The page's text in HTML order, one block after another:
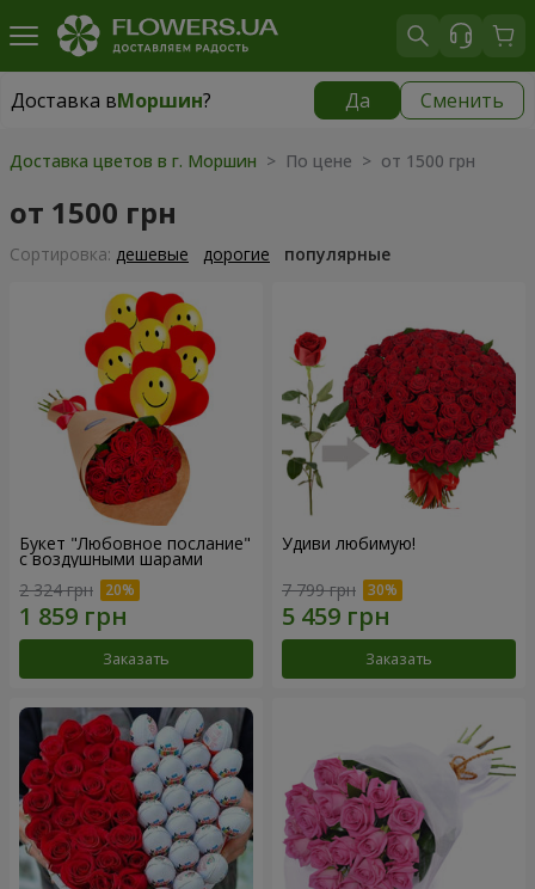
Доставка вМоршин? Да Сменить
Доставка вМоршин|
Доставка цветов в г. Моршин > По цене > от 1500 грн
от 1500 грн
Cортировка: дешевые дорогие популярные
Букет "Любовное послание"
с воздушными шарами
2 324 грн
Заказать
Удиви любимую!
7 799 грн
Заказать